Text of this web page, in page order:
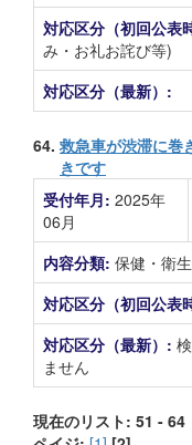
対応区分（初回公表
み・お礼お詫び等)
対応区分（最新）:
64. 救急車が渋滞に巻
きです
受付年月: 2025年
06月
内容分類: 保健・衛
対応区分（初回公表
対応区分（最新）:
ません
現在のリスト: 51 - 64